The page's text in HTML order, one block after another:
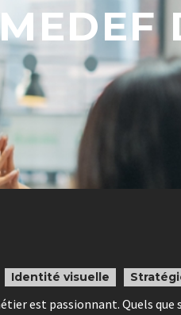
Identité visuelle
est passionnant. Quels